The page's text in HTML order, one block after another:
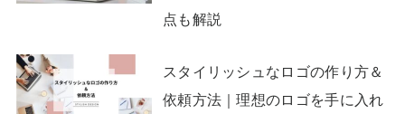
点も解説
スタイリッシュなロゴの作り方＆
依頼方法｜理想のロゴを手に入れ